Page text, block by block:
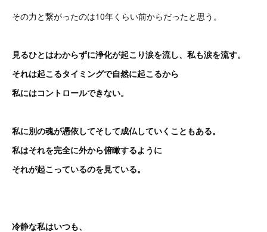
その力と繋がったのは10年くらい前からだったと思う。
見るひとはわからずに浄化が起こり涙を流し、私も涙を流す。
それは起こるタイミングで自然に起こるから
私にはコントロールできない。
私に別の魂が憑依してそして成仏していくこともある。
私はそれを完全に外から俯瞰するように
それが起こっているのを見ている。
冷静な私はいつも、